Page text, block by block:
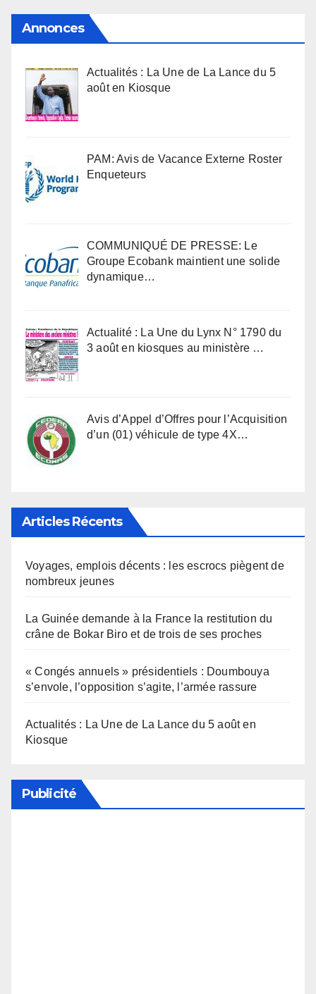
Annonces
Actualités : La Une de La Lance du 5
août en Kiosque
PAM: Avis de Vacance Externe Roster
Enqueteurs
COMMUNIQUÉ DE PRESSE: Le
Groupe Ecobank maintient une solide
dynamique…
Actualité : La Une du Lynx N° 1790 du
3 août en kiosques au ministère …
Avis d’Appel d’Offres pour l’Acquisition
d’un (01) véhicule de type 4X…
Articles Récents
Voyages, emplois décents : les escrocs piègent de
nombreux jeunes
La Guinée demande à la France la restitution du
crâne de Bokar Biro et de trois de ses proches
« Congés annuels » présidentiels : Doumbouya
s’envole, l’opposition s’agite, l’armée rassure
Actualités : La Une de La Lance du 5 août en
Kiosque
Publicité